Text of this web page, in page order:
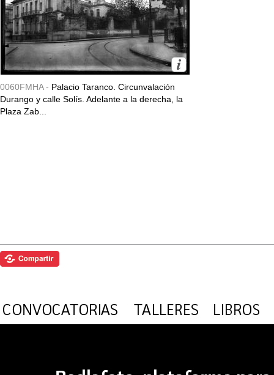
0060FMHA - Palacio Taranco. Circunvalación
Durango y calle Solís. Adelante a la derecha, la
Plaza Zab...